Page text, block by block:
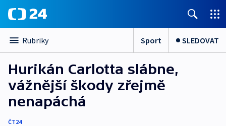
Rubriky Sport SLEDOVAT
Hurikán Carlotta slábne,
vážnější škody zřejmě
nenapáchá
ČT24